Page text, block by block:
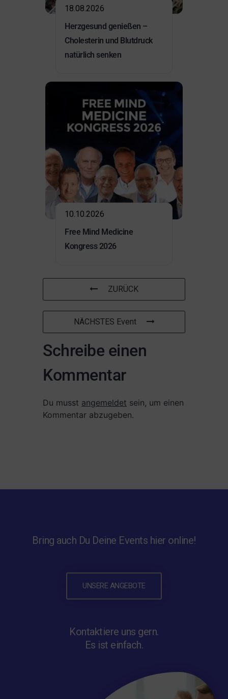
18.08.2026
Herzgesund genießen –
Cholesterin und Blutdruck
natürlich senken
10.10.2026
Free Mind Medicine
Kongress 2026
ZURÜCK
NÄCHSTES Event
Schreibe einen
Kommentar
Du musst angemeldet sein, um einen
Kommentar abzugeben.
Bring auch Du Deine Events hier online!
UNSERE ANGEBOTE
Kontaktiere uns gern.
Es ist einfach.